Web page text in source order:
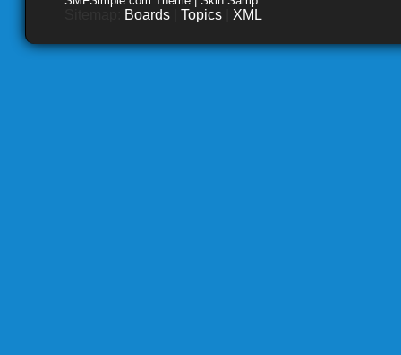
Boards Topics XML